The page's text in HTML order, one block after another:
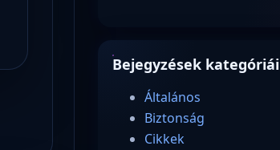
Bejegyzések kategóriái
Általános
Biztonság
Cikkek